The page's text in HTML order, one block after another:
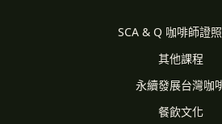
SCA & Q 咖啡師證
其他課程
永續發展台灣咖
餐飲文化